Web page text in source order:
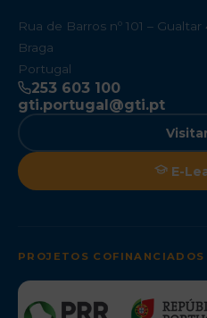
Rua de Barros nº 101 – Gualtar
Braga
Portugal
253 603 100
gti.portugal@gti.pt
E-
PROJETOS COFINANCIADOS